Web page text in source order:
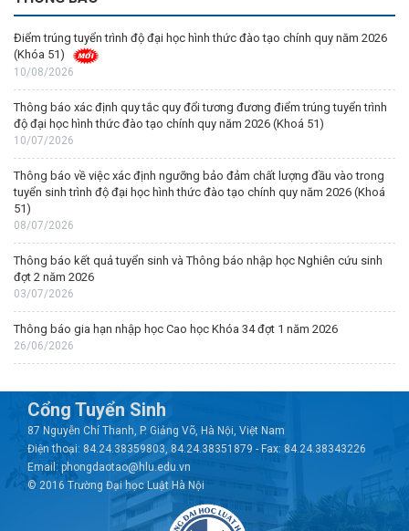
Điểm trúng tuyển trình độ đại học hình thức đào tạo chính quy năm 2026
(Khóa 51)
10/08/2026
Thông báo xác định quy tắc quy đổi tương đương điểm trúng tuyển trình
độ đại học hình thức đào tạo chính quy năm 2026 (Khoá 51)
10/07/2026
Thông báo về việc xác định ngưỡng bảo đảm chất lượng đầu vào trong
tuyển sinh trình độ đại học hình thức đào tạo chính quy năm 2026 (Khoá
51)
08/07/2026
Thông báo kết quả tuyển sinh và Thông báo nhập học Nghiên cứu sinh
đợt 2 năm 2026
03/07/2026
Thông báo gia hạn nhập học Cao học Khóa 34 đợt 1 năm 2026
26/06/2026
Cổng Tuyển Sinh
87 Nguyễn Chí Thanh, P. Giảng Võ, Hà Nội, Việt Nam
Điện thoại: 84.24.38359803, 84.24.38351879 - Fax: 84.24.38343226
Email: phongdaotao@hlu.edu.vn
© 2016 Trường Đại học Luật Hà Nội